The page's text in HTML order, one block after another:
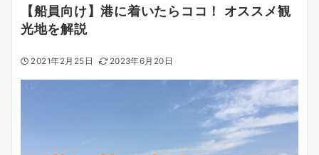
【船員向け】港に着いたらココ！ オススメ観
光地を解説
2021年2月25日 2023年6月20日